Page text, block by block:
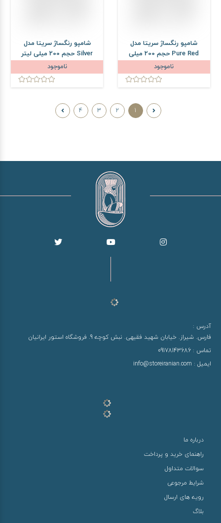
شامپو رنگساژ سریتا مدل
Pure Red حجم 200 میلی
لیتر
ناموجود
شامپو رنگساژ سریتا مدل
Silver حجم 200 میلی لیتر
ناموجود
1
2
3
4
آدرس :
فارس. شیراز. خیابان شهید فقیهی. نبش کوچه 9. فروشگاه استور ایرانیان
تماس : 09178143686
ایمیل : info@storeiranian.com
درباره ما
راهنمای خرید و پرداخت
سوالات متداول
شرایط مرجوعی
رویه های ارسال
بلاگ